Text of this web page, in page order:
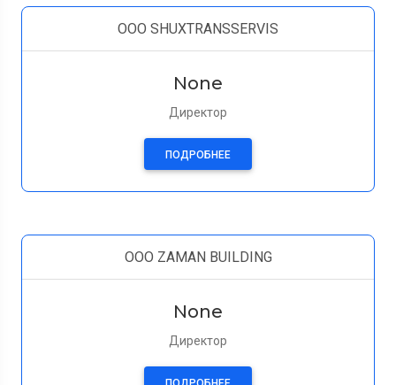
OOO SHUXTRANSSERVIS
None
Директор
ПОДРОБНЕЕ
OOO ZAMAN BUILDING
None
Директор